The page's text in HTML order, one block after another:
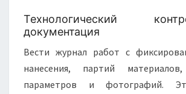
Технологический
документация
Вести журнал работ с
нанесения, партий
параметров и фотографий.